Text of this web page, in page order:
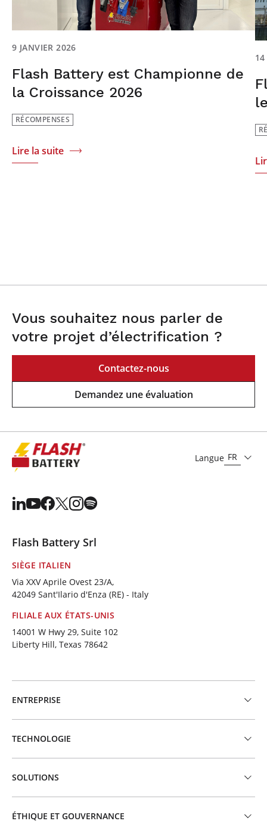
9 JANVIER 2026
Flash Battery est Championne de
la Croissance 2026
RÉCOMPENSES
Lire la suite
Vous souhaitez nous parler de
votre projet d’électrification ?
Contactez-nous
Demandez une évaluation
Langue FR
Flash Battery Srl
SIÈGE ITALIEN
Via XXV Aprile Ovest 23/A,
42049 Sant'Ilario d'Enza (RE) - Italy
FILIALE AUX ÉTATS-UNIS
14001 W Hwy 29, Suite 102
Liberty Hill, Texas 78642
ENTREPRISE
TECHNOLOGIE
SOLUTIONS
ÉTHIQUE ET GOUVERNANCE